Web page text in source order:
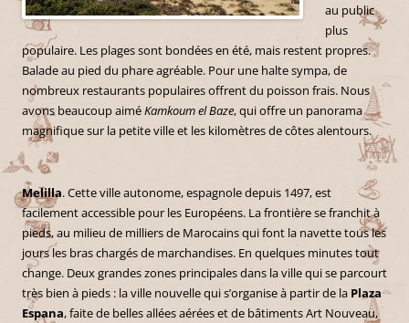
au public
plus
populaire. Les plages sont bondées en été, mais restent propres.
Balade au pied du phare agréable. Pour une halte sympa, de
nombreux restaurants populaires offrent du poisson frais. Nous
avons beaucoup aiméKamkoum el Baze, qui offre un panorama
magnifique sur la petite ville et les kilomètres de côtes alentours.
Melilla. Cette ville autonome, espagnole depuis 1497, est
facilement accessible pour les Européens. La frontière se franchit à
pieds, au milieu de milliers de Marocains qui font la navette tous les
jours les bras chargés de marchandises. En quelques minutes tout
change. Deux grandes zones principales dans la ville qui se parcourt
très bien à pieds : la ville nouvelle qui s’organise à partir de la Plaza
Espana, faite de belles allées aérées et de bâtiments Art Nouveau,